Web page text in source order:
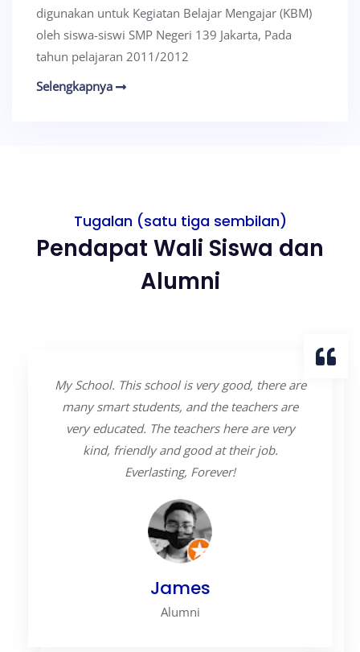
digunakan untuk Kegiatan Belajar Mengajar (KBM)
oleh siswa-siswi SMP Negeri 139 Jakarta, Pada
tahun pelajaran 2011/2012
Selengkapnya
Tugalan (satu tiga sembilan)
Pendapat Wali Siswa dan
Alumni
My School. This school is very good, there are
many smart students, and the teachers are
very educated. The teachers here are very
kind, friendly and good at their job.
Everlasting, Forever!
James
Alumni